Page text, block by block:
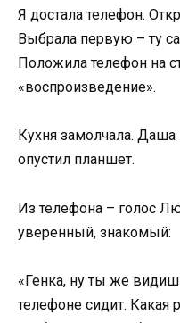
Я достала телефон.
Выбрала первую – ту
Положила телефон на
«воспроизведение».
Кухня замолчала. Даша
опустил планшет.
Из телефона – голос
уверенный, знакомый:
«Генка, ну ты же
телефоне сидит. Какая